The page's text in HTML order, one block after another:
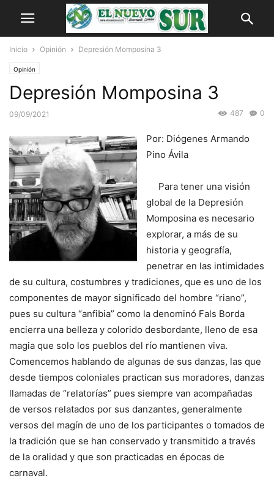
Inicio Opinión Depresión Momposina 3
Opinión
Depresión Momposina 3
09/09/2021 0
487
Por: Diógenes Armando
Pino Ávila
Para tener una visión
global de la Depresión
Momposina es necesario
explorar, a más de su
historia y geografía,
penetrar en las intimidades
de su cultura, costumbres y tradiciones, que es uno de los
componentes de mayor significado del hombre “riano”,
pues su cultura “anfibia” como la denominó Fals Borda
encierra una belleza y colorido desbordante, lleno de esa
magia que solo los pueblos del río mantienen viva.
Comencemos hablando de algunas de sus danzas, las que
desde tiempos coloniales practican sus moradores, danzas
llamadas de “relatorías” pues siempre van acompañadas
de versos relatados por sus danzantes, generalmente
versos del magín de uno de los participantes o tomados de
la tradición que se han conservado y transmitido a través
de la oralidad y que son practicadas en épocas de
carnaval.